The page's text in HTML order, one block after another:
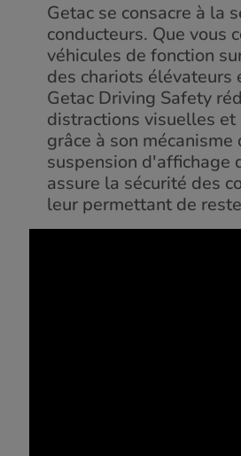
Getac se consacre à la
conducteurs. Que vous
véhicules de fonction
des chariots élévateurs
Getac Driving Safety
distractions visuelles et
grâce à son mécanisme
suspension d'affichage
assure la sécurité des
leur permettant de